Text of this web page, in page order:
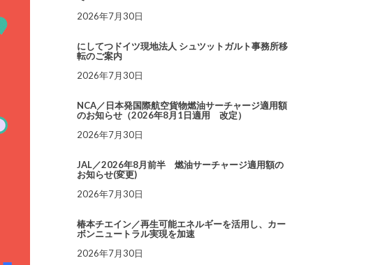
2026年7月30日
にしてつドイツ現地法人 シュツットガルト事務所移
転のご案内
2026年7月30日
NCA／日本発国際航空貨物燃油サーチャージ適用額
のお知らせ（2026年8月1日適用 改定）
2026年7月30日
JAL／2026年8月前半 燃油サーチャージ適用額の
お知らせ(変更)
2026年7月30日
椿本チエイン／再生可能エネルギーを活用し、カー
ボンニュートラル実現を加速
2026年7月30日